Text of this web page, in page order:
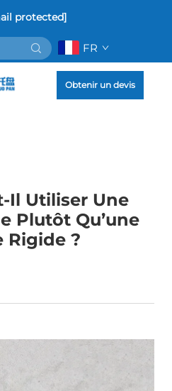
protected]
FR
Obtenir un devis
Il Utiliser Une
Plutôt Qu’une
Rigide ?